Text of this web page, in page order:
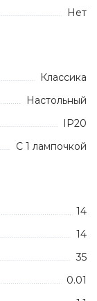
Нет
Классика
Настольный
IP20
С 1 лампочкой
14
14
35
0.01